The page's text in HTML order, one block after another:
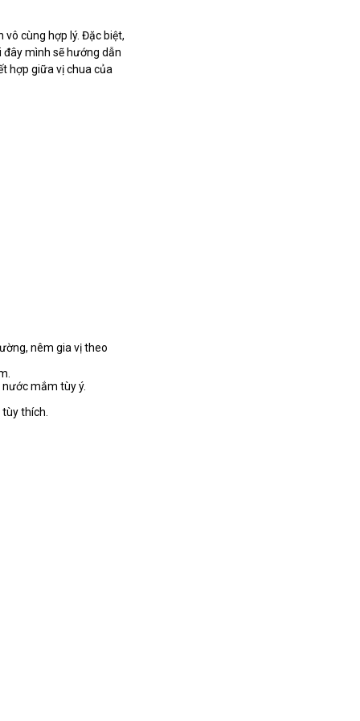
cùng hợp lý. Đặc biệt,
mình sẽ hướng dẫn
hợp giữa vị chua của
nêm gia vị theo
mắm tùy ý.
thích.